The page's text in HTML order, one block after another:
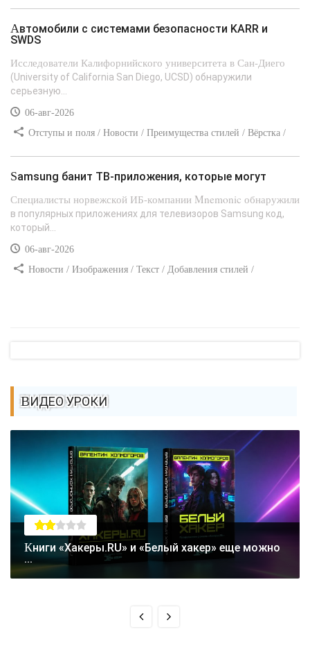
Автомобили с системами безопасности KARR и
SWDS
Исследователи Калифорнийского университета в Сан-Диего
(University of California San Diego, UCSD) обнаружили
серьезную...
06-авг-2026
Отступы и поля / Новости / Преимущества стилей / Вёрстка /
Samsung банит ТВ-приложения, которые могут
Специалисты норвежской ИБ-компании Mnemonic обнаружили
в популярных приложениях для телевизоров Samsung код,
который...
06-авг-2026
Новости / Изображения / Текст / Добавления стилей /
ВИДЕО УРОКИ
Книги «Хакеры.RU» и «Белый хакер» еще можно
...